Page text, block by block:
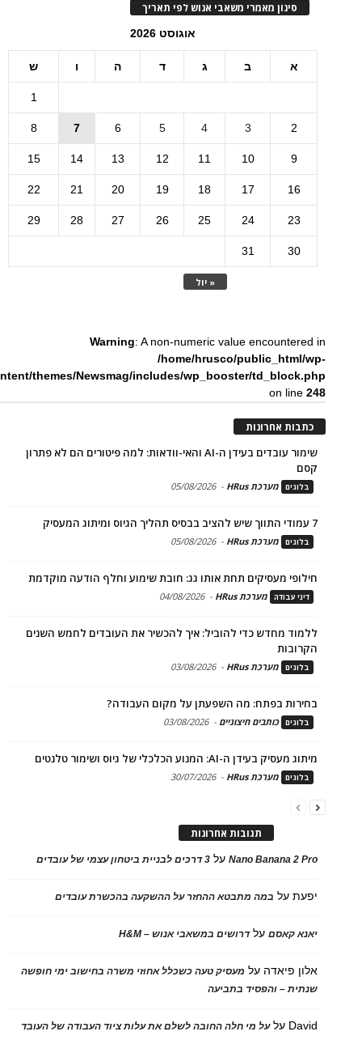
סינון מאמרי משאבי אנוש לפי תאריך
אוגוסט 2026
א ב ג ד ה ו ש
« יול
1
2
3
4
5
6
7
8
9
10
11
12
13
14
15
16
17
18
19
20
21
22
23
24
25
26
27
28
29
30
31
Warning: A non-numeric value encountered in
/home/hrusco/public_html/wp-
themes/Newsmag/includes/wp_booster/td_block.php
on line248
כתבות אחרונות
שימור עובדים בעידן ה-AI והאי-וודאות: למה פיטורים הם לא פתרון
קסם
בלוגים מערכת HRus -
05/08/2026
7 עמודי התווך שיש להציב בבסיס תהליך הגיוס ומיתוג המעסיק
בלוגים מערכת HRus -
05/08/2026
חילופי מעסיקים תחת אותו גג: חובת שימוע וחלף הודעה מוקדמת
דיני עבודה מערכת HRus -
04/08/2026
ללמוד מחדש כדי להוביל: איך להכשיר את העובדים לחמש השנים
הקרובות
בלוגים מערכת HRus -
03/08/2026
בחירות בפתח: מה השפעתן על מקום העבודה?
בלוגים כותבים חיצוניים -
03/08/2026
מיתוג מעסיק בעידן ה-AI: המנוע הכלכלי של גיוס ושימור טלנטים
בלוגים מערכת HRus -
30/07/2026
תגובות אחרונות
Nano Banana 2 Proעל 3 דרכים לבניית ביטחון עצמי של עובדים
יפעתעל במה מתבטא ההחזר על ההשקעה בהכשרת עובדים
יאנא קאסםעלדרושים במשאבי אנוש – H&M
אלון פיאדה על מעסיק טעה כשכלל אחוזי משרה בחישוב ימי חופשה
שנתית – והפסיד בתביעה
David עלעל מי חלה החובה לשלם את עלות ציוד העבודה של העובד